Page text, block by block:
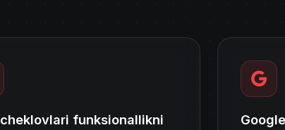
funksionallikni